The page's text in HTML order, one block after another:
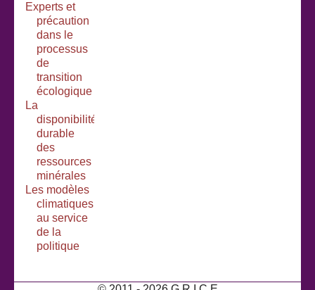
Experts et
précaution
dans le
processus
de
transition
écologique
La
disponibilité
durable
des
ressources
minérales
Les modèles
climatiques
au service
de la
politique